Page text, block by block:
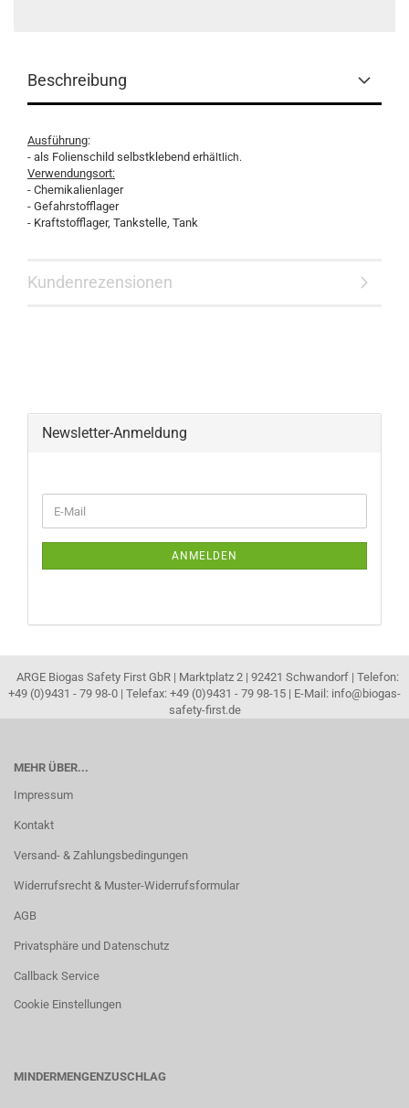
Beschreibung
Ausführung:
- als Folienschild selbstklebend erhältlich.
Verwendungsort:
- Chemikalienlager
- Gefahrstofflager
- Kraftstofflager, Tankstelle, Tank
Kundenrezensionen
Newsletter-Anmeldung
ZUR
E-
Mail
ANMELDEN
ARGE Biogas Safety First GbR | Marktplatz 2 | 92421 Schwandorf | Telefon:
+49 (0)9431 - 79 98-0 | Telefax: +49 (0)9431 - 79 98-15 | E-Mail: info@biogas-
safety-first.de
MEHR ÜBER...
Impressum
Kontakt
Versand- & Zahlungsbedingungen
Widerrufsrecht & Muster-Widerrufsformular
AGB
Privatsphäre und Datenschutz
Callback Service
Cookie Einstellungen
MINDERMENGENZUSCHLAG